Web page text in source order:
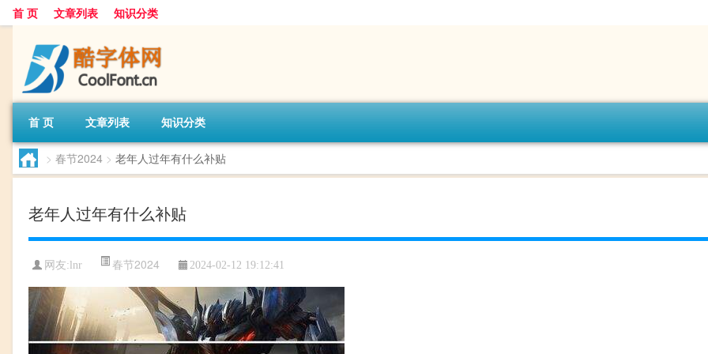
首 页 文章列表 知识分类
首 页 文章列表 知识分类
> 春节2024 > 老年人过年有什么补贴
老年人过年有什么补贴
网友:lnr 春节2024 2024-02-12 19:12:41